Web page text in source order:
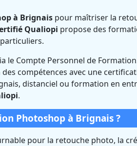
à
Certifié Qualiopi et éligible CPF
à Brignais pour maîtriser la
Qualiopi propose des
le Compte Personnel de
des compétences avec une
distanciel ou formation en
.
Photoshop à Brignais ?
pour la retouche photo, la